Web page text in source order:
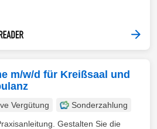
m/w/d für Kreißsaal und
Vergütung
Sonderzahlung
Gestalten Sie die